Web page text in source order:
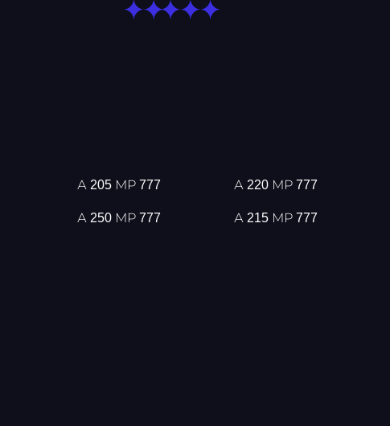
А 205 МР 777 А 220 МР 777
А 250 МР 777 А 215 МР 777